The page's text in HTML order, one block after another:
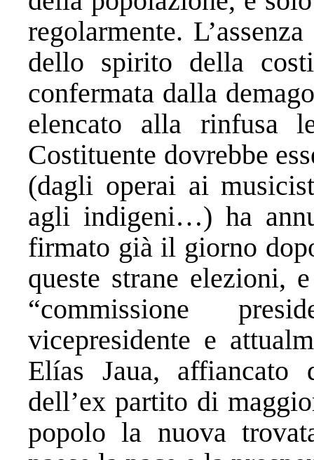
regolarmente.
dello spirito della
confermata dalla
elencato alla rinfusa
Costituente dovrebbe
(dagli operai ai
agli indigeni…) ha
firmato già il giorno
queste strane elezioni,
“commissione
vicepresidente e
Elías Jaua, affiancato
dell’ex partito di
popolo la nuova